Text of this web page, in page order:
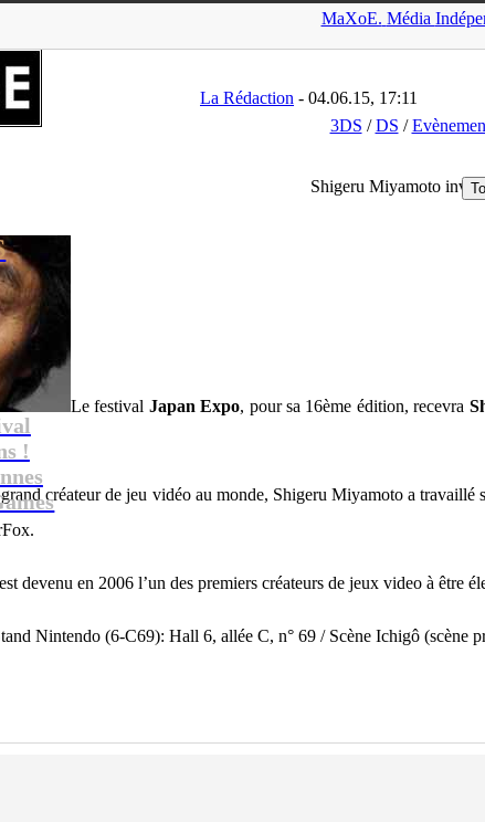
MaXoE. Média
!
La Rédaction - 04.06.15, 17:11
3DS /DS /
Shigeru Miyamoto
Le festival Japan Expo, pour sa 16ème édition, recevra
créateur de jeu vidéo au monde, Shigeru Miyamoto a
devenu en 2006 l’un des premiers créateurs de jeux video à être
Nintendo (6-C69): Hall 6, allée C, n° 69 / Scène Ichigô (scène